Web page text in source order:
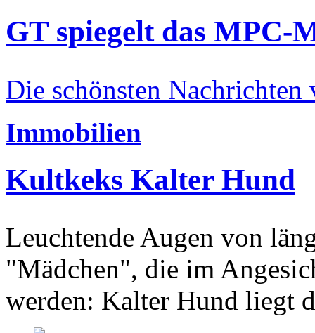
GT spiegelt das MPC-
Die schönsten Nachrichten
Immobilien
Kultkeks Kalter Hund
Leuchtende Augen von
"Mädchen", die im
werden: Kalter Hund liegt